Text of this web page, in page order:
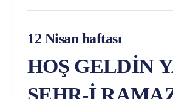
12 Nisan haftası
HOŞ GELDİN
ŞEHR-İ